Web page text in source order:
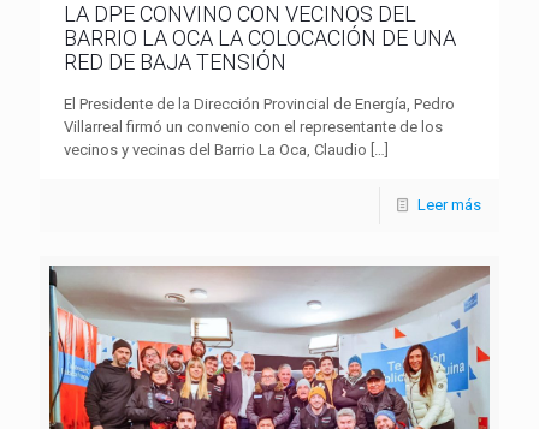
LA DPE CONVINO CON VECINOS DEL
BARRIO LA OCA LA COLOCACIÓN DE UNA
RED DE BAJA TENSIÓN
El Presidente de la Dirección Provincial de Energía, Pedro
Villarreal firmó un convenio con el representante de los
vecinos y vecinas del Barrio La Oca, Claudio […]
Leer más